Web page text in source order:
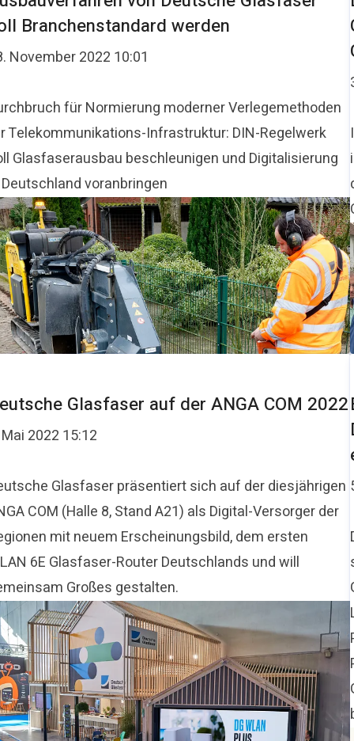
Branchenstandard werden
November 2022 10:01
für Normierung moderner Verlegemethoden
Telekommunikations-Infrastruktur: DIN-Regelwerk
Glasfaserausbau beschleunigen und Digitalisierung
voranbringen
Glasfaser auf der ANGA COM 2022
2022 15:12
Glasfaser präsentiert sich auf der diesjährigen
COM (Halle 8, Stand A21) als Digital-Versorger der
mit neuem Erscheinungsbild, dem ersten
6E Glasfaser-Router Deutschlands und will
Großes gestalten.